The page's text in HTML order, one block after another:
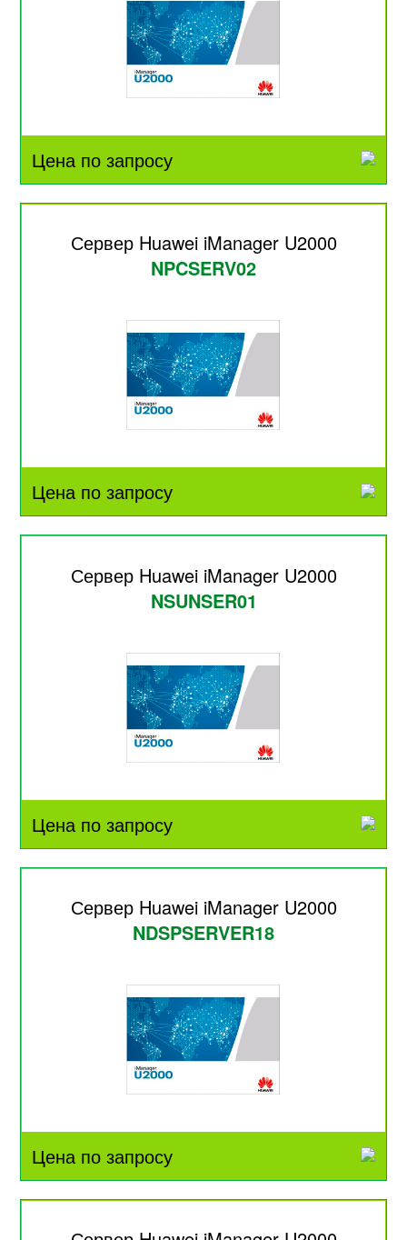
Цена по запросу
Сервер Huawei iManager U2000
NPCSERV02
Цена по запросу
Сервер Huawei iManager U2000
NSUNSER01
Цена по запросу
Сервер Huawei iManager U2000
NDSPSERVER18
Цена по запросу